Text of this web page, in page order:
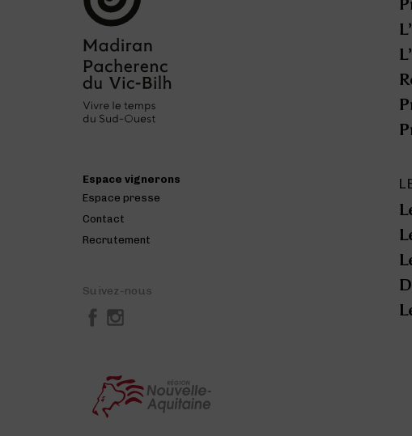
Espace vignerons
Espace presse
Contact
Recrutement
Suivez-nous